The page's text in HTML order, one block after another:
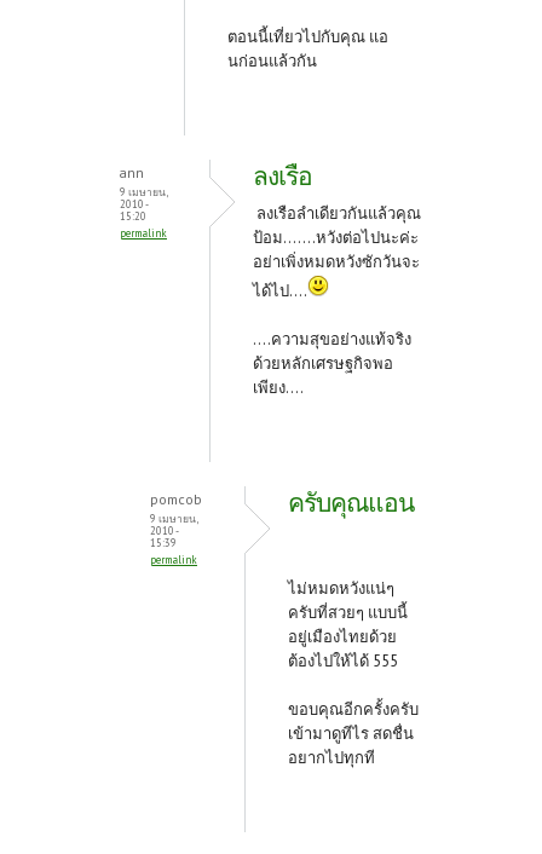
ตอนนี้เที่ยวไปกับคุณ แอ
นก่อนแล้วกัน
ann
9 เมษายน,
2010 -
15:20
permalink
ลงเรือ
ลงเรือลำเดียวกันแล้วคุณ
ป้อม.......หวังต่อไปนะค่ะ
อย่าเพิ่งหมดหวังซักวันจะ
ได้ไป....
....ความสุขอย่างแท้จริง
ด้วยหลักเศรษฐกิจพอ
เพียง....
pomcob
9 เมษายน,
2010 -
15:39
permalink
ครับคุณแอน
ไม่หมดหวังแน่ๆ
ครับที่สวยๆ แบบนี้
อยู่เมืองไทยด้วย
ต้องไปให้ได้ 555
ขอบคุณอีกครั้งครับ
เข้ามาดูทีไร สดชื่น
อยากไปทุกที